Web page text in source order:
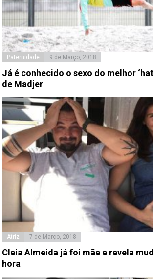
Paternidade 9 de Março, 2018
Já é conhecido o sexo do melhor
de Madjer
Atriz 7 de Março, 2018
Cleia Almeida já foi mãe e revela
hora